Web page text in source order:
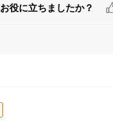
お役に立ちましたか？